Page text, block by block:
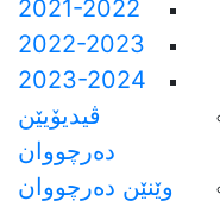
2021-2022
2022-2023
2023-2024
ڤیدیۆیێن
دەرچووان
وێنێن دەرچووان